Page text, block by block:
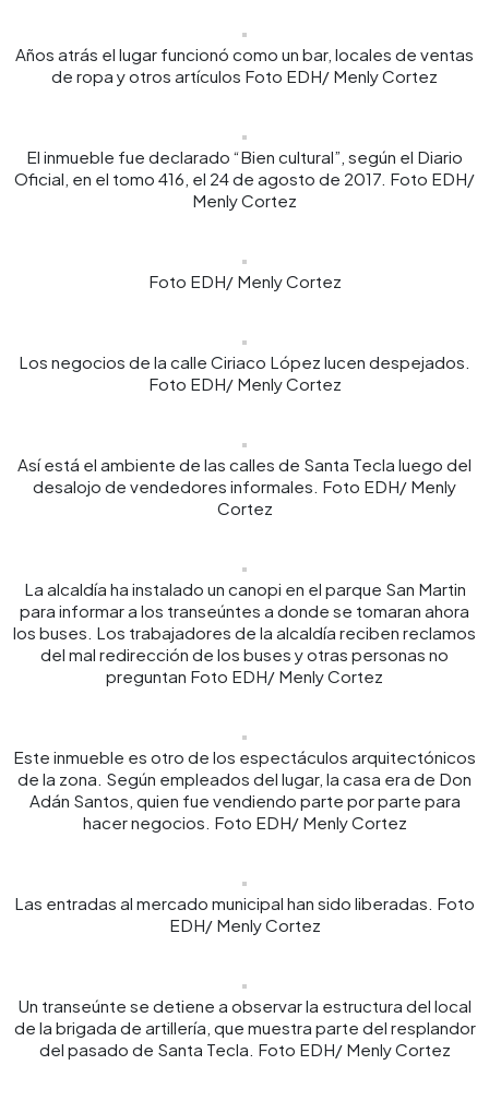
Años atrás el lugar funcionó como un bar, locales de ventas
de ropa y otros artículos Foto EDH/ Menly Cortez
El inmueble fue declarado “Bien cultural”, según el Diario
Oficial, en el tomo 416, el 24 de agosto de 2017. Foto EDH/
Menly Cortez
Foto EDH/ Menly Cortez
Los negocios de la calle Ciriaco López lucen despejados.
Foto EDH/ Menly Cortez
Así está el ambiente de las calles de Santa Tecla luego del
desalojo de vendedores informales. Foto EDH/ Menly
Cortez
La alcaldía ha instalado un canopi en el parque San Martin
para informar a los transeúntes a donde se tomaran ahora
los buses. Los trabajadores de la alcaldía reciben reclamos
del mal redirección de los buses y otras personas no
preguntan Foto EDH/ Menly Cortez
Este inmueble es otro de los espectáculos arquitectónicos
de la zona. Según empleados del lugar, la casa era de Don
Adán Santos, quien fue vendiendo parte por parte para
hacer negocios. Foto EDH/ Menly Cortez
Las entradas al mercado municipal han sido liberadas. Foto
EDH/ Menly Cortez
Un transeúnte se detiene a observar la estructura del local
de la brigada de artillería, que muestra parte del resplandor
del pasado de Santa Tecla. Foto EDH/ Menly Cortez